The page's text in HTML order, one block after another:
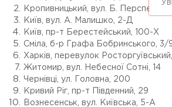
Кропивницький, вул. Б.
Київ, вул. А. Малишко, 2-Д
Київ, пр-т Берестейський, 100-Х
Сміла, б-р Графа Бобринського, 3/
Харків, перевулок
Житомир, вул. Небесної Сотні, 14
Чернівці, ул. Головна, 200
Кривий Ріг, пр-т Південний, 29
Вознесенськ, вул. Київська, 5-А